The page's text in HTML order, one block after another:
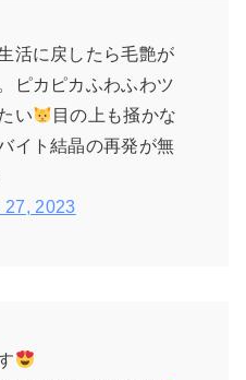
活に戻したら毛艶が
ピカピカふわふわツ
い
目の上も掻かな
イト結晶の再発が無
27, 2023